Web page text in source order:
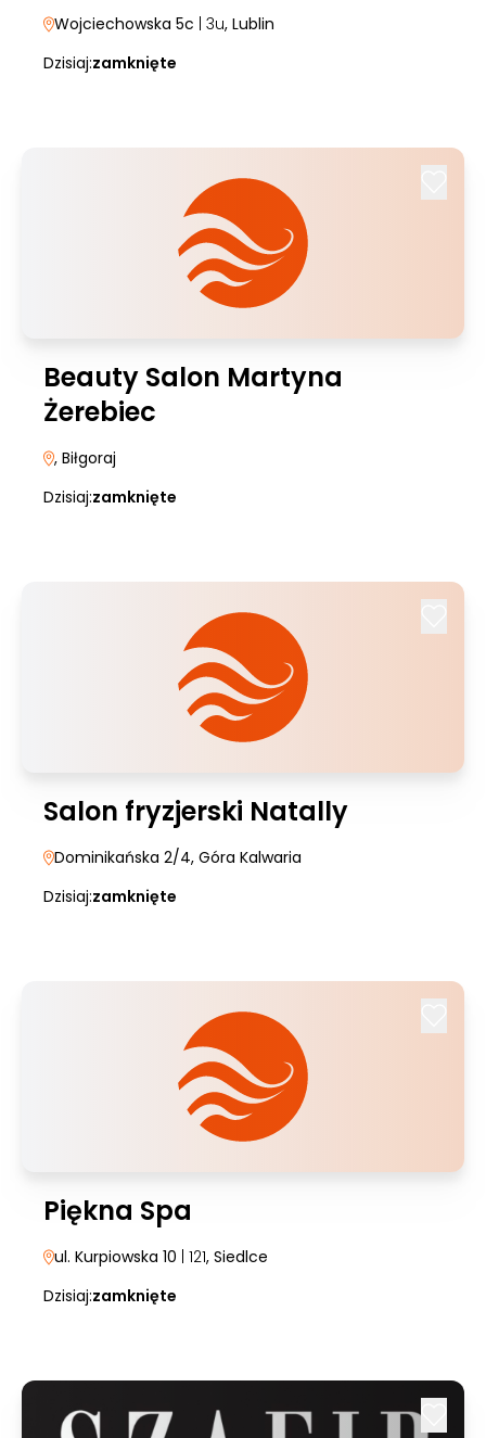
Wojciechowska 5c | 3u, Lublin
Dzisiaj:zamknięte
Beauty Salon Martyna
Żerebiec
, Biłgoraj
Dzisiaj:zamknięte
Salon fryzjerski Natally
Dominikańska 2/4, Góra Kalwaria
Dzisiaj:zamknięte
Piękna Spa
ul. Kurpiowska 10 | 121, Siedlce
Dzisiaj:zamknięte